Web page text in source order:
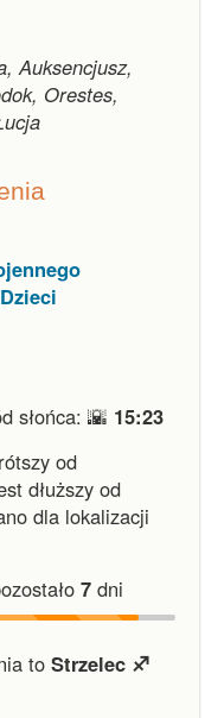
Auksencjusz,
Orestes,
słońca: 🌇 15:23
od
dłuższy od
dla lokalizacji
7 dni
to Strzelec ♐︎